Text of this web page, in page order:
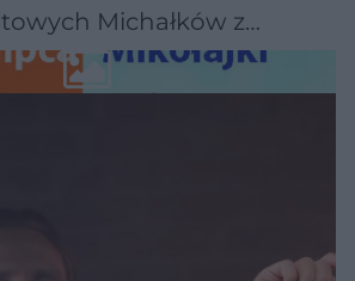
Michałków z